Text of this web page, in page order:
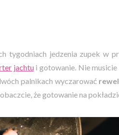
tygodniach jedzenia zupek w
jachtui gotowanie. Nie
palnikach wyczarować
że gotowanie na